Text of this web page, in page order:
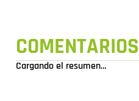
COMENTARIOS
Cargando el resumen…